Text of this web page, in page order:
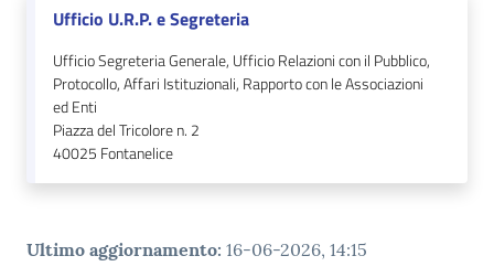
Ufficio U.R.P. e Segreteria
Ufficio Segreteria Generale, Ufficio Relazioni con il Pubblico,
Protocollo, Affari Istituzionali, Rapporto con le Associazioni
ed Enti
Piazza del Tricolore n. 2
40025 Fontanelice
Ultimo aggiornamento: 16-06-2026, 14:15